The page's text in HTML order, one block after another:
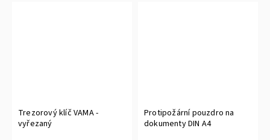
Trezorový klíč VAMA -
vyřezaný
Protipožární pouzdro na
dokumenty DIN A4